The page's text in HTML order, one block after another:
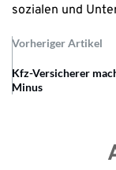
sozialen und
Vorheriger Artikel
Kfz-Versicherer
Minus